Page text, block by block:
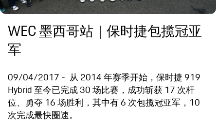
WEC 墨西哥站｜保时捷包揽冠亚
军
09/04/2017
从 2014 年赛季开始，保时捷 919
Hybrid 至今已完成 30 场比赛，成功斩获 17 次杆
位、勇夺 16 场胜利，其中有 6 次包揽冠亚军，10
次完成最快圈速。